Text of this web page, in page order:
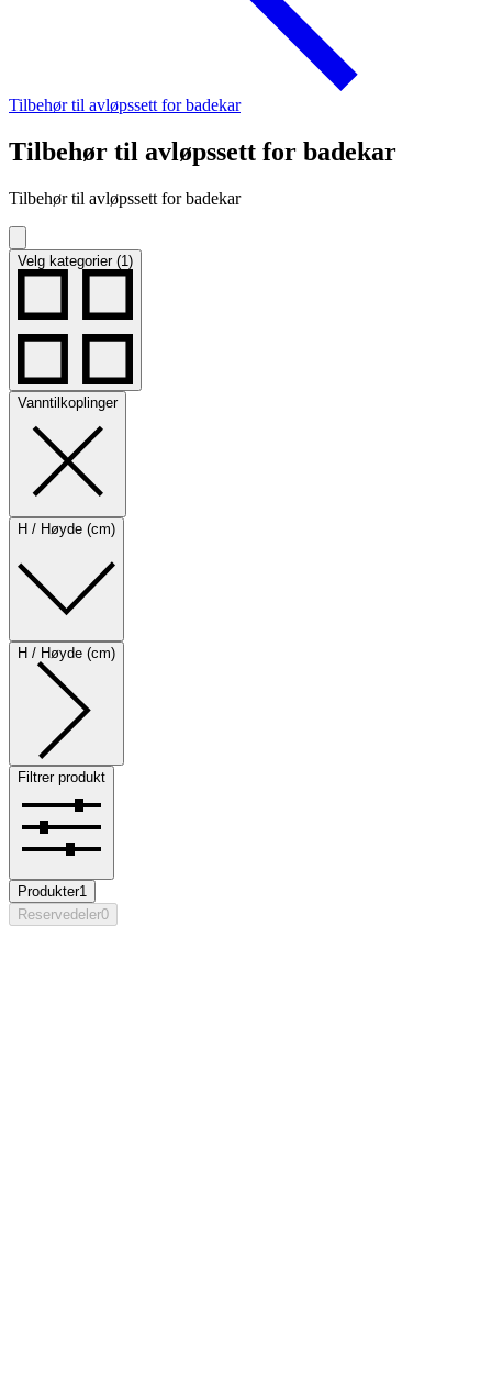
Tilbehør til avløpssett for badekar
Tilbehør til avløpssett for badekar
Tilbehør til avløpssett for badekar
Velg kategorier (1)
Vanntilkoplinger
H / Høyde (cm)
H / Høyde (cm)
Filtrer produkt
Produkter1
Reservedeler0